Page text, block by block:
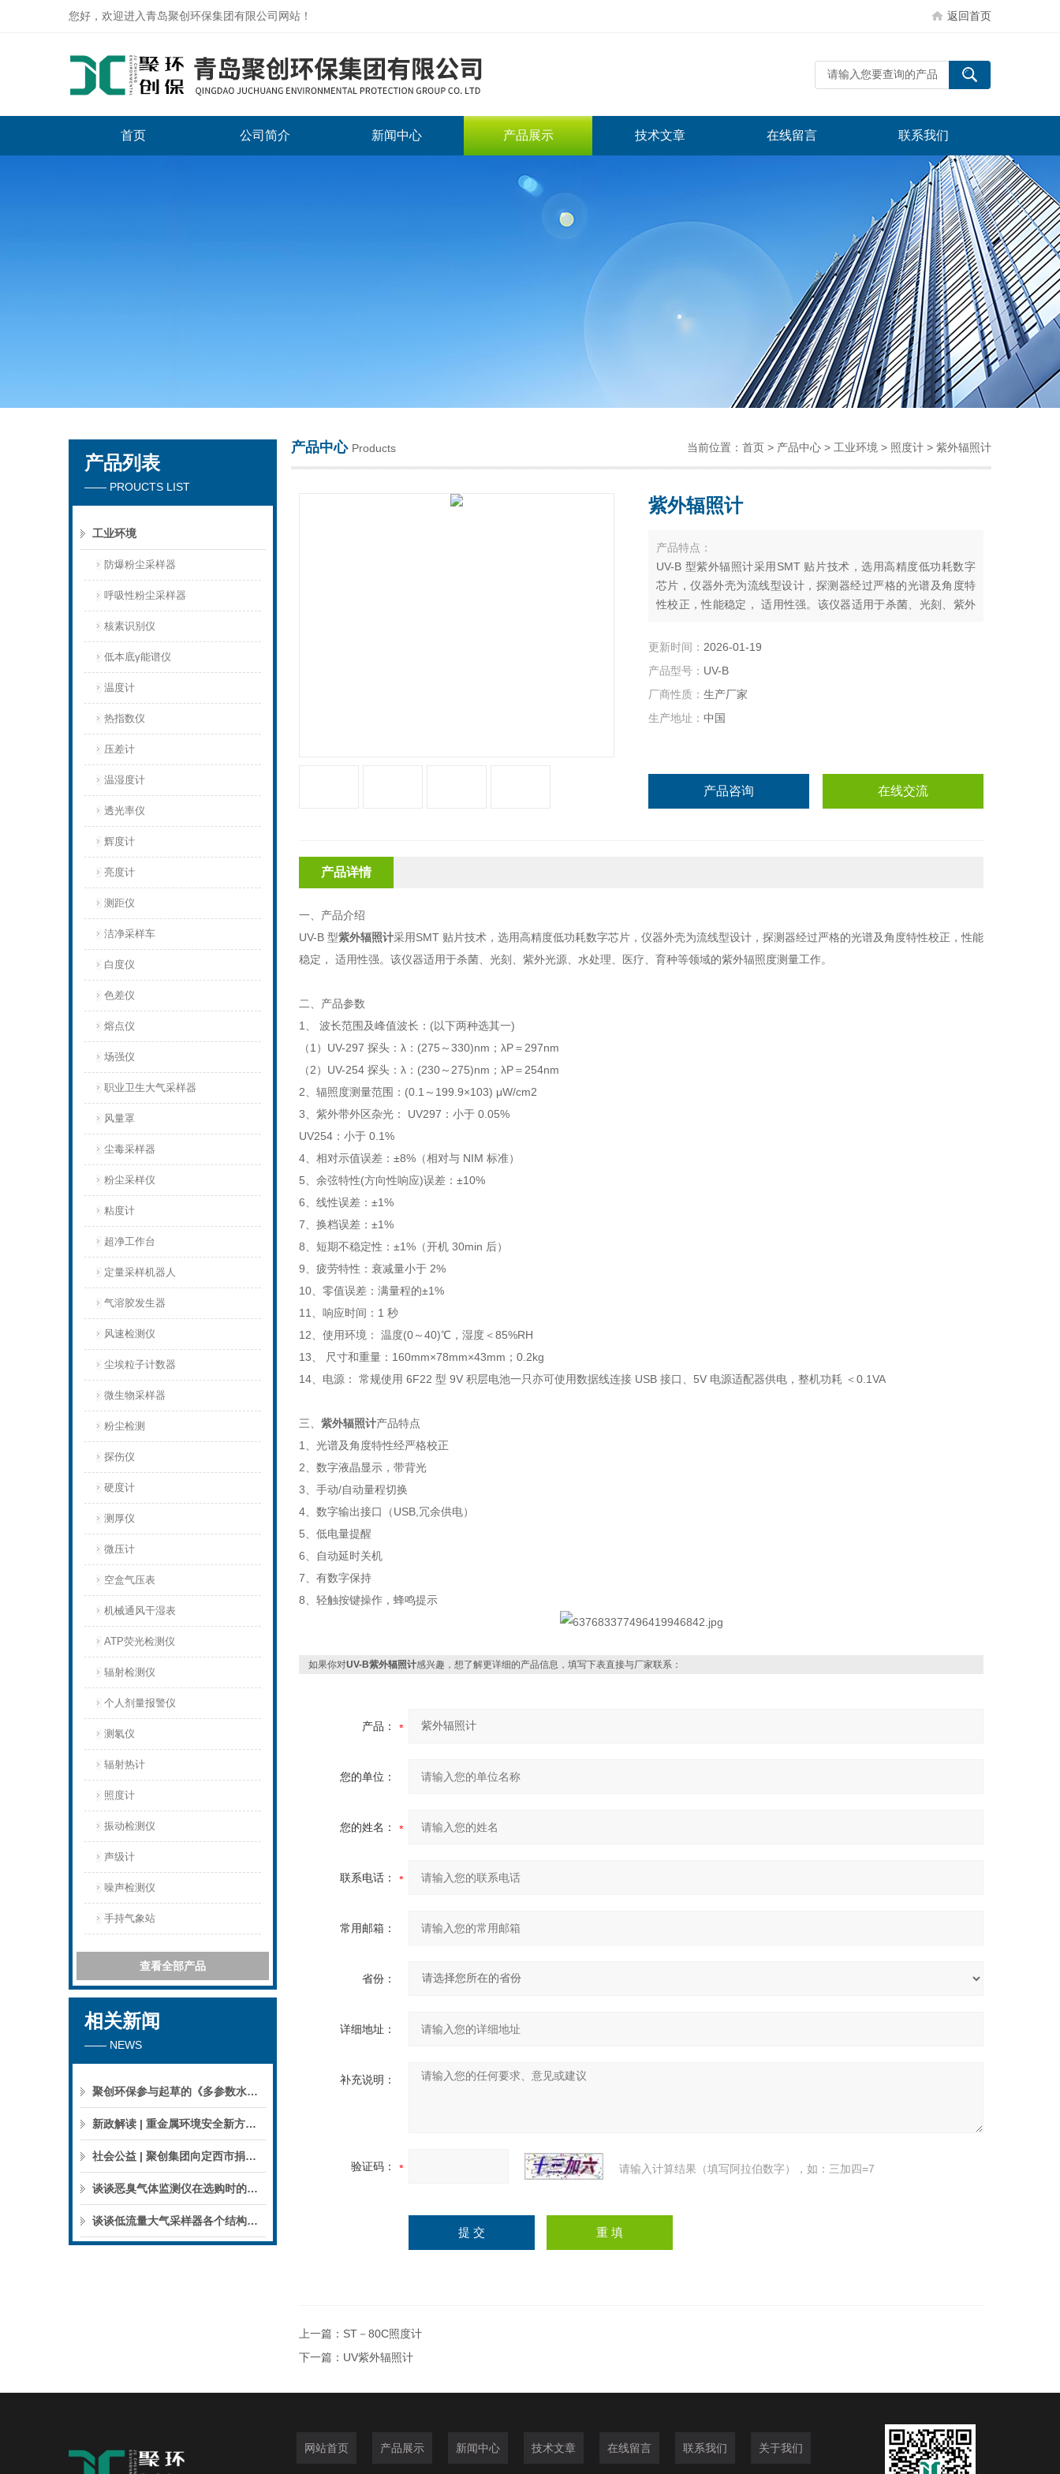
您好，欢迎进入青岛聚创环保集团有限公司网站！ 返回首页
首页 公司简介 新闻中心 产品展示 技术文章 在线留言 联系我们
产品列表
—— PROUCTS LIST
工业环境
防爆粉尘采样器
呼吸性粉尘采样器
核素识别仪
低本底γ能谱仪
温度计
热指数仪
压差计
温湿度计
透光率仪
辉度计
亮度计
测距仪
洁净采样车
白度仪
色差仪
熔点仪
场强仪
职业卫生大气采样器
风量罩
尘毒采样器
粉尘采样仪
粘度计
超净工作台
定量采样机器人
气溶胶发生器
风速检测仪
尘埃粒子计数器
微生物采样器
粉尘检测
探伤仪
硬度计
测厚仪
微压计
空盒气压表
机械通风干湿表
ATP荧光检测仪
辐射检测仪
个人剂量报警仪
测氡仪
辐射热计
照度计
振动检测仪
声级计
噪声检测仪
手持气象站
查看全部产品
相关新闻
—— NEWS
聚创环保参与起草的《多参数水质分析仪》团标正式公布，促进国产仪器创新升级
新政解读 | 重金属环境安全新方案来了，聚焦5省21市！
社会公益 | 聚创集团向定西市捐赠检验检测仪器设备
谈谈恶臭气体监测仪在选购时的建议和指南
谈谈低流量大气采样器各个结构的特点
产品中心 Products 当前位置： 首页 > 产品中心 > 工业环境 > 照度计 > 紫外辐照计
紫外辐照计
产品特点：
UV-B 型紫外辐照计采用SMT 贴片技术，选用高精度低功耗数字
芯片，仪器外壳为流线型设计，探测器经过严格的光谱及角度特
性校正，性能稳定， 适用性强。该仪器适用于杀菌、光刻、紫外
更新时间： 2026-01-19
产品型号： UV-B
厂商性质： 生产厂家
生产地址： 中国
产品咨询 在线交流
产品详情
一、产品介绍
UV-B 型紫外辐照计采用SMT 贴片技术，选用高精度低功耗数字芯片，仪器外壳为流线型设计，探测器经过严格的光谱及角度特性校正，性能
稳定， 适用性强。该仪器适用于杀菌、光刻、紫外光源、水处理、医疗、育种等领域的紫外辐照度测量工作。
二、产品参数
1、 波长范围及峰值波长：(以下两种选其一)
（1）UV-297 探头：λ：(275～330)nm；λP＝297nm
（2）UV-254 探头：λ：(230～275)nm；λP＝254nm
2、辐照度测量范围：(0.1～199.9×103) μW/cm2
3、紫外带外区杂光： UV297：小于 0.05%
UV254：小于 0.1%
4、相对示值误差：±8%（相对与 NIM 标准）
5、余弦特性(方向性响应)误差：±10%
6、线性误差：±1%
7、换档误差：±1%
8、短期不稳定性：±1%（开机 30min 后）
9、疲劳特性：衰减量小于 2%
10、零值误差：满量程的±1%
11、响应时间：1 秒
12、使用环境： 温度(0～40)℃，湿度＜85%RH
13、 尺寸和重量：160mm×78mm×43mm；0.2kg
14、电源： 常规使用 6F22 型 9V 积层电池一只亦可使用数据线连接 USB 接口、5V 电源适配器供电， 整机功耗 ＜0.1VA
三、 紫外辐照计产品特点
1、光谱及角度特性经严格校正
2、数字液晶显示，带背光
3、手动/自动量程切换
4、数字输出接口（USB,冗余供电）
5、低电量提醒
6、自动延时关机
7、有数字保持
8、轻触按键操作，蜂鸣提示
如果你对UV-B紫外辐照计感兴趣，想了解更详细的产品信息，填写下表直接与厂家联系：
产品：
您的单位：
您的姓名：
联系电话：
常用邮箱：
省份：
详细地址：
补充说明：
验证码： 请输入计算结果（填写阿拉伯数字），如：三加四=7
上一篇： ST－80C照度计
下一篇： UV紫外辐照计
网站首页 产品展示 新闻中心 技术文章 在线留言 联系我们 关于我们